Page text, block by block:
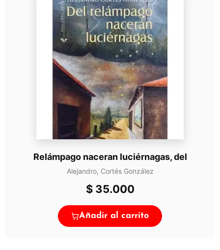
Relámpago naceran luciérnagas, del
Alejandro, Cortés González
$35.000
Añadir al carrito